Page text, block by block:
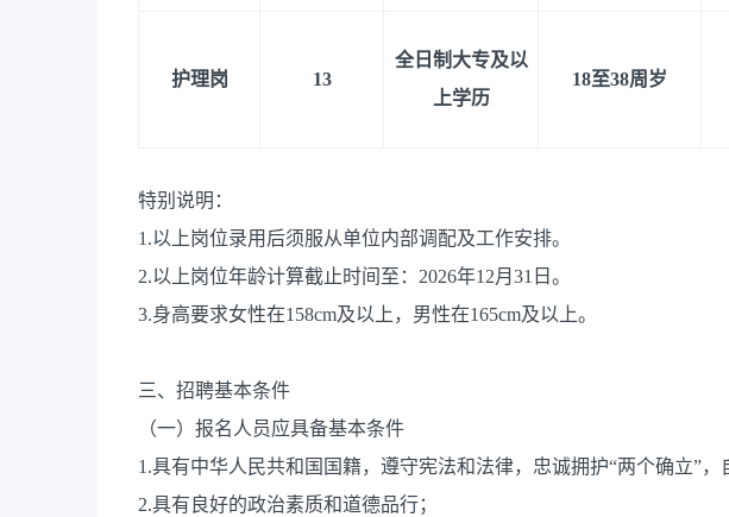
护理岗 13
全日制大专及以
上学历
18至38周岁
特别说明：
1.以上岗位录用后须服从单位内部调配及工作安排。
2.以上岗位年龄计算截止时间至：2026年12月31日。
3.身高要求女性在158cm及以上，男性在165cm及以上。
三、招聘基本条件
（一）报名人员应具备基本条件
1.具有中华人民共和国国籍，遵守宪法和法律，忠诚拥护“两个确立”，
2.具有良好的政治素质和道德品行；